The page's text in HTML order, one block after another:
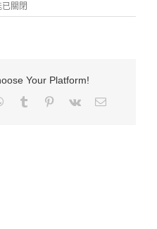
關閉
Your Platform!
WhatsApp
Tumblr Pinterest
Vk Email: